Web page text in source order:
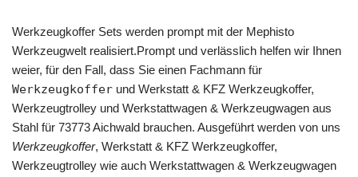
Werkzeugkoffer Sets werden prompt mit der Mephisto
Werkzeugwelt realisiert.Prompt und verlässlich helfen wir Ihnen
weier, für den Fall, dass Sie einen Fachmann für
Werkzeugkoffer und Werkstatt & KFZ Werkzeugkoffer,
Werkzeugtrolley und Werkstattwagen & Werkzeugwagen aus
Stahl für 73773 Aichwald brauchen. Ausgeführt werden von uns
Werkzeugkoffer, Werkstatt & KFZ Werkzeugkoffer,
Werkzeugtrolley wie auch Werkstattwagen & Werkzeugwagen